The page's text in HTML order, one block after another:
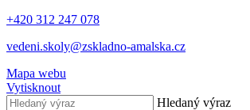
+420 312 247 078
vedeni.skoly@zskladno-amalska.cz
Mapa webu
Vytisknout
Hledaný výraz